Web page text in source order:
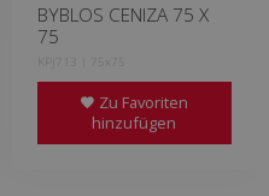
BYBLOS CENIZA 75 X
75
KPJ713 | 75x75
Zu Favoriten
hinzufügen